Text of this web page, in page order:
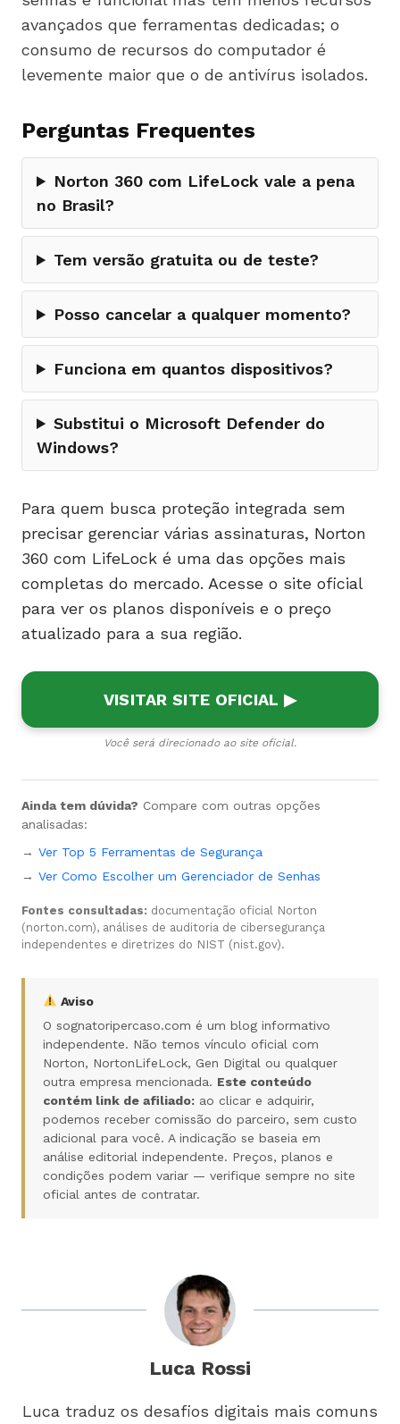
avançados que ferramentas dedicadas; o
consumo de recursos do computador é
levemente maior que o de antivírus isolados.
Perguntas Frequentes
Norton 360 com LifeLock vale a pena
no Brasil?
Tem versão gratuita ou de teste?
Posso cancelar a qualquer momento?
Funciona em quantos dispositivos?
Substitui o Microsoft Defender do
Windows?
Para quem busca proteção integrada sem
precisar gerenciar várias assinaturas, Norton
360 com LifeLock é uma das opções mais
completas do mercado. Acesse o site oficial
para ver os planos disponíveis e o preço
atualizado para a sua região.
VISITAR SITE OFICIAL ▶
Você será direcionado ao site oficial.
Ainda tem dúvida? Compare com outras opções
analisadas:
→ Ver Top 5 Ferramentas de Segurança
→ Ver Como Escolher um Gerenciador de Senhas
Fontes consultadas: documentação oficial Norton
(norton.com), análises de auditoria de cibersegurança
independentes e diretrizes do NIST (nist.gov).
Aviso
O sognatoripercaso.com é um blog informativo
independente. Não temos vínculo oficial com
Norton, NortonLifeLock, Gen Digital ou qualquer
outra empresa mencionada. Este conteúdo
contém link de afiliado: ao clicar e adquirir,
podemos receber comissão do parceiro, sem custo
adicional para você. A indicação se baseia em
análise editorial independente. Preços, planos e
condições podem variar — verifique sempre no site
oficial antes de contratar.
Luca Rossi
Luca traduz os desafios digitais mais comuns